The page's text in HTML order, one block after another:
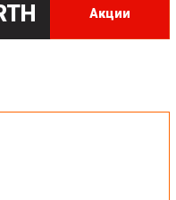
Акции